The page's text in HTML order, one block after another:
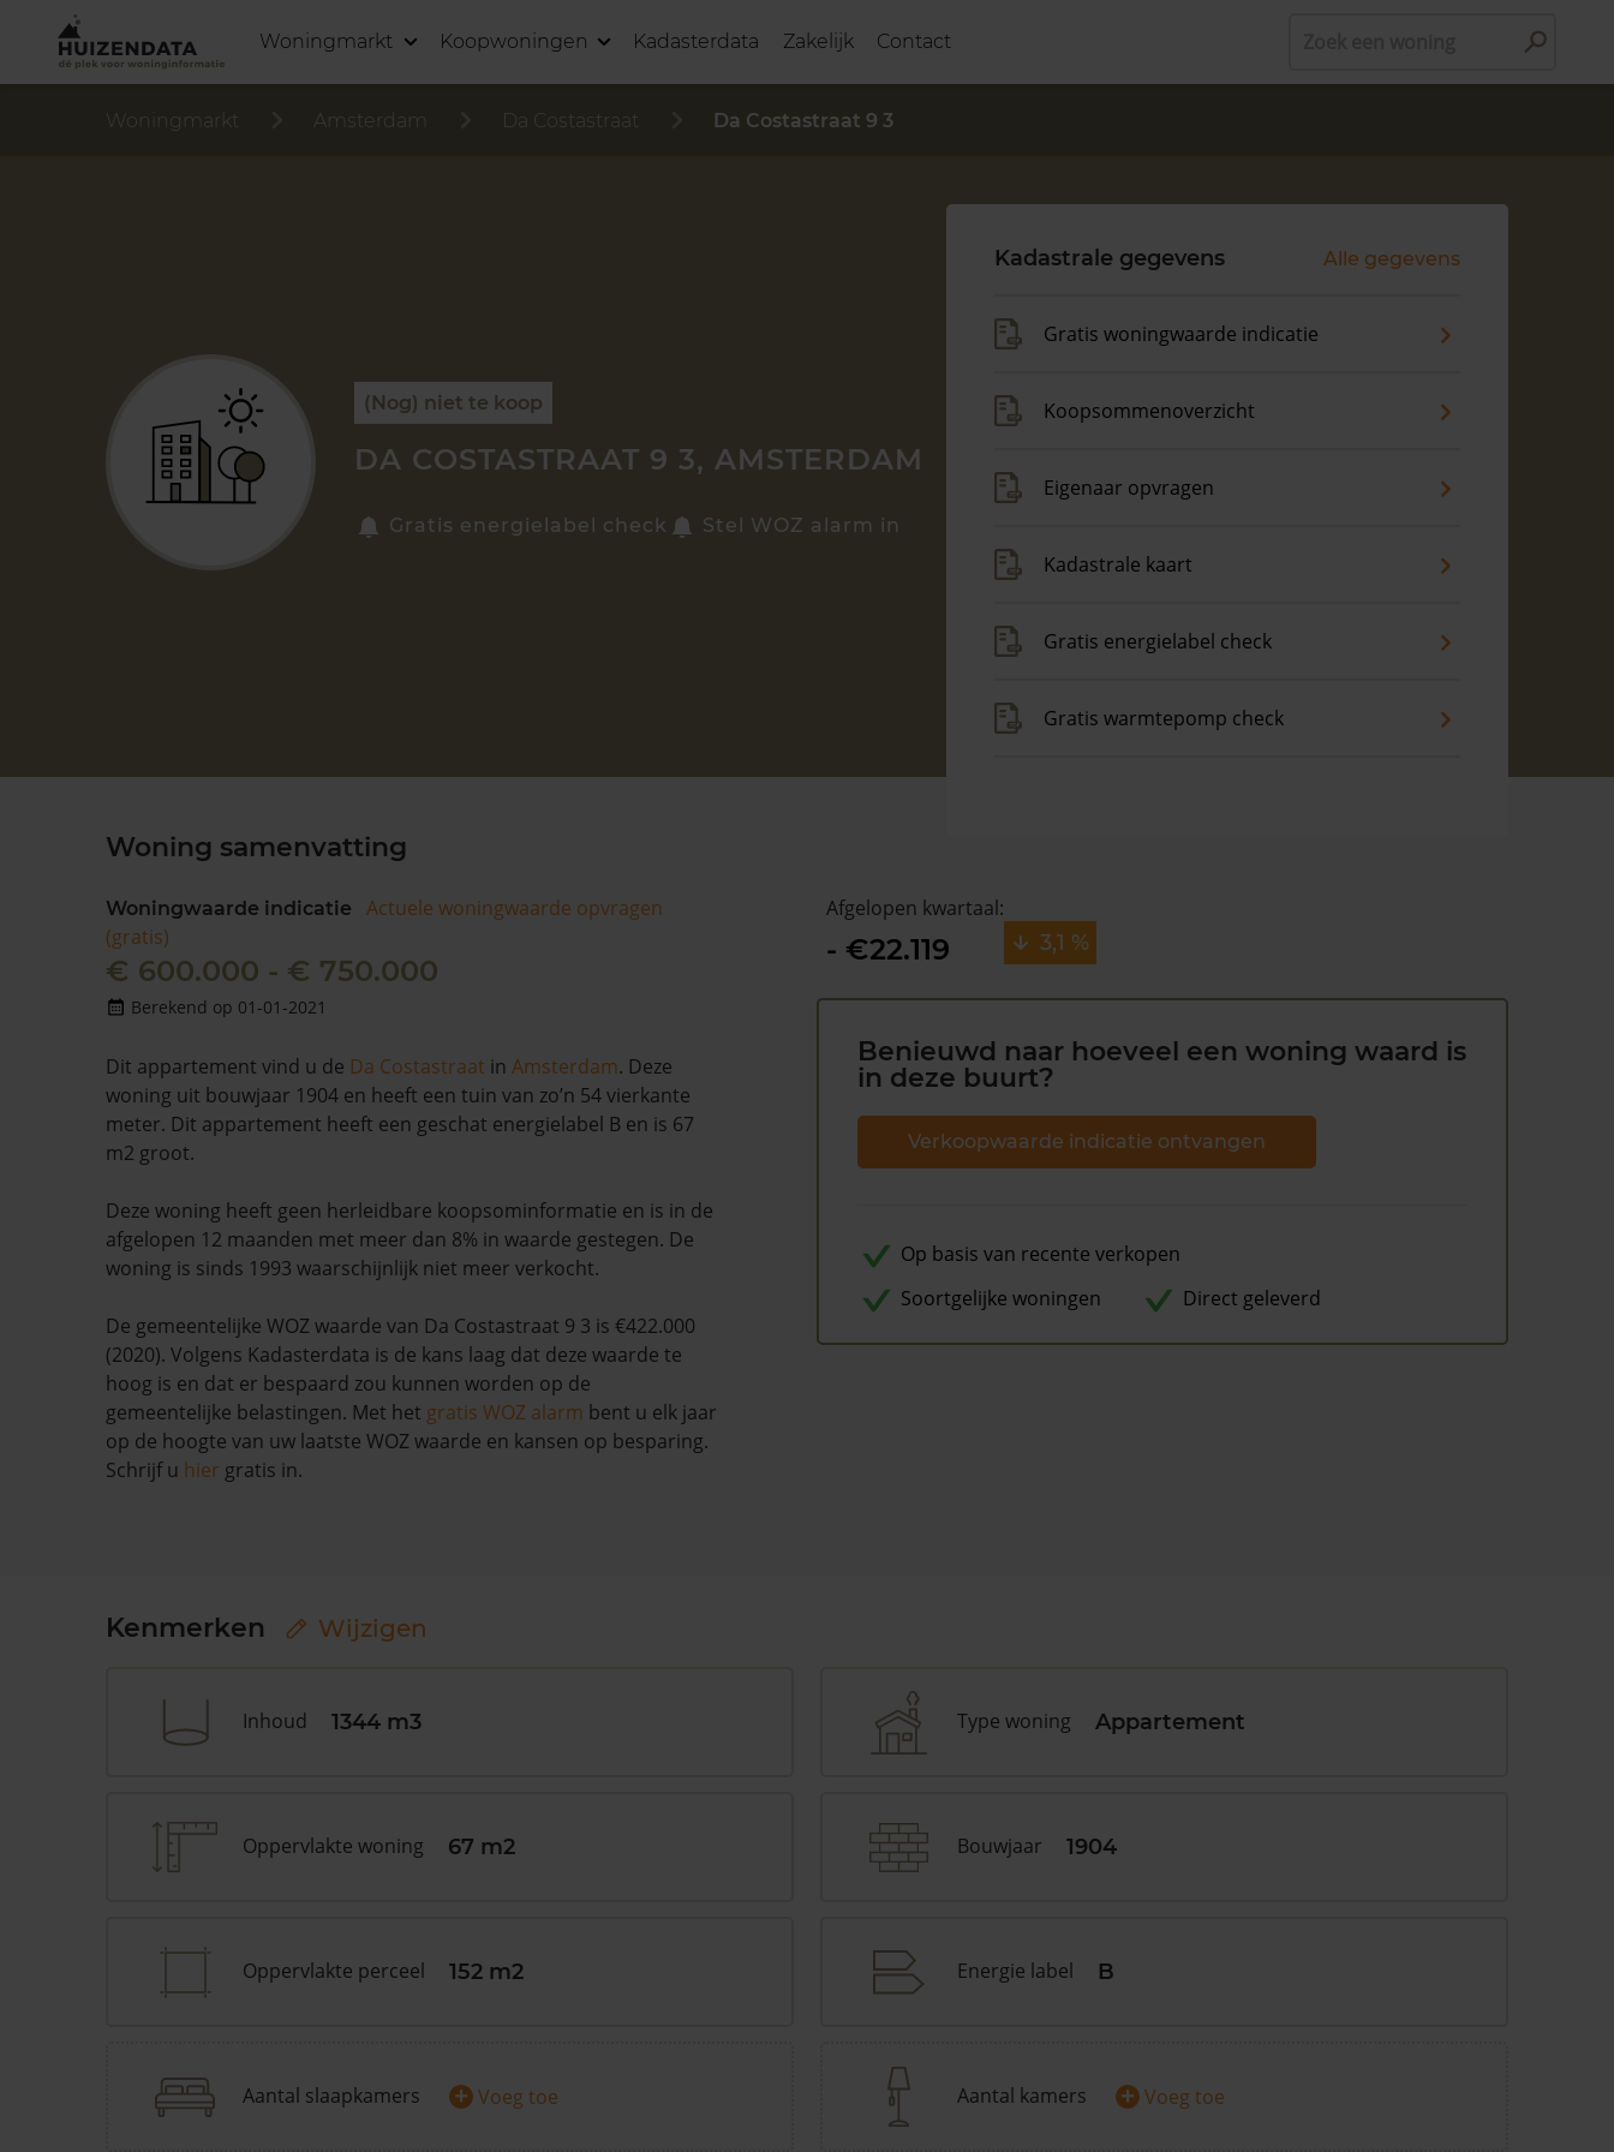
Woningmarkt Koopwoningen Kadasterdata Zakelijk Contact
Woningmarkt Amsterdam Da Costastraat Da Costastraat 9 3
(Nog) niet te koop
DA COSTASTRAAT 9 3, AMSTERDAM
Gratis energielabel check Stel WOZ alarm in
Kadastrale gegevens Alle gegevens
Gratis woningwaarde indicatie
Koopsommenoverzicht
Eigenaar opvragen
Kadastrale kaart
Gratis energielabel check
Gratis warmtepomp check
Woning samenvatting
Woningwaarde indicatie
Actuele woningwaarde opvragen
(gratis)
€ 600.000 - € 750.000
Berekend op 01-01-2021
Dit appartement vind u de Da Costastraat in Amsterdam. Deze
woning uit bouwjaar 1904 en heeft een tuin van zo’n 54 vierkante
meter. Dit appartement heeft een geschat energielabel B en is 67
m2 groot.
Deze woning heeft geen herleidbare koopsominformatie en is in de
afgelopen 12 maanden met meer dan 8% in waarde gestegen. De
woning is sinds 1993 waarschijnlijk niet meer verkocht.
De gemeentelijke WOZ waarde van Da Costastraat 9 3 is €422.000
(2020). Volgens Kadasterdata is de kans laag dat deze waarde te
hoog is en dat er bespaard zou kunnen worden op de
gemeentelijke belastingen. Met het gratis WOZ alarm bent u elk jaar
op de hoogte van uw laatste WOZ waarde en kansen op besparing.
Schrijf u hier gratis in.
Afgelopen kwartaal:
- €22.119 3,1 %
Benieuwd naar hoeveel een woning waard is
in deze buurt?
Verkoopwaarde indicatie ontvangen
Op basis van recente verkopen
Soortgelijke woningen
Direct geleverd
Kenmerken Wijzigen
Inhoud 1344 m3 Type woning Appartement
Oppervlakte woning 67 m2 Bouwjaar 1904
Oppervlakte perceel 152 m2 Energie label B
Aantal slaapkamers + Voeg toe Aantal kamers + Voeg toe